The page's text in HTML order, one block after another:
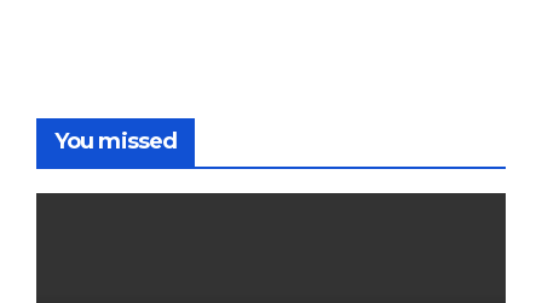
You missed